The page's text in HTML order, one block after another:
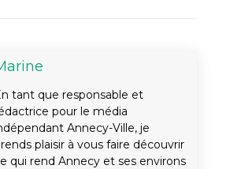
tant que responsable et
pour le média
Annecy-Ville, je
plaisir à vous faire découvrir
qui rend Annecy et ses environs